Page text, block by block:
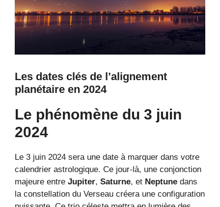
Les dates clés de l’alignement
planétaire en 2024
Le phénomène du 3 juin
2024
Le 3 juin 2024 sera une date à marquer dans votre
calendrier astrologique. Ce jour-là, une conjonction
majeure entre Jupiter, Saturne, et Neptune dans
la constellation du Verseau créera une configuration